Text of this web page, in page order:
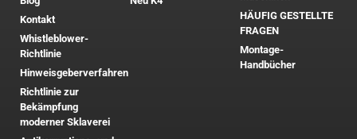
Kontakt
Whistleblower-
Richtlinie
Hinweisgeberverfahren
Richtlinie zur
Bekämpfung
moderner Sklaverei
HÄUFIG GESTELLTE
FRAGEN
Montage-
Handbücher